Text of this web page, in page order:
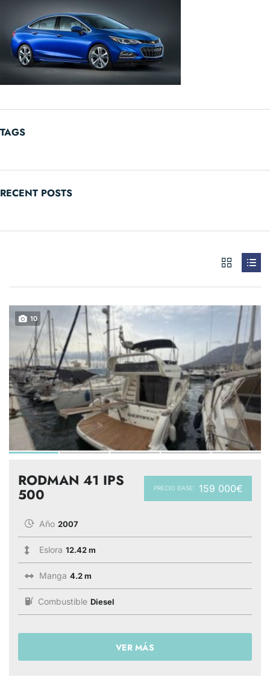
TAGS
RECENT POSTS
10
PRECIO BASE: 159 000€
RODMAN 41 IPS
500
Año 2007
Eslora 12.42 m
Manga 4.2 m
Combustible Diesel
VER MÁS